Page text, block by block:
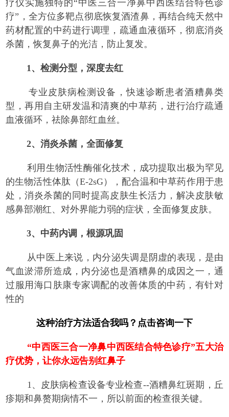
疗仪实施独特的“中医三合一净鼻中西医结合特色诊
疗”，全方位多靶点彻底恢复酒渣鼻，再结合纯天然中
药材配置的中药进行调理，疏通血液循环，彻底消炎
杀菌，恢复鼻子的光洁，防止复发。
1、检测分型，深度去红
专业皮肤病检测设备，快速诊断患者酒糟鼻类
型，再用自主研发温和清爽的中草药，进行治疗疏通
血液循环，祛除鼻部红血丝。
2、消炎杀菌，全面修复
利用生物活性酶催化技术，成功提取出极为罕见
的生物活性体肽（E-2sG），配合温和中草药作用于患
处，消炎杀菌的同时提高皮肤生长活力，解决皮肤敏
感鼻部潮红、对外界能力弱的症状，全面修复皮肤。
3、中药内调，根源巩固
从中医上来说，内分泌失调是阴虚的表现，是由
气血淤滞所造成，内分泌也是酒糟鼻的成因之一，通
过服用海口肤康专家调配的改善体质的中药，有针对
性的
这种治疗方法适合我吗？点击咨询一下
“中西医三合一净鼻中西医结合特色诊疗”五大治
疗优势，让你永远告别红鼻子
1、皮肤病检查设备专业检查--酒糟鼻红斑期，丘
疹期和鼻赘期病情不一，所以前面的检查很关键。